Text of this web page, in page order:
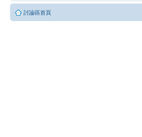
討論區首頁